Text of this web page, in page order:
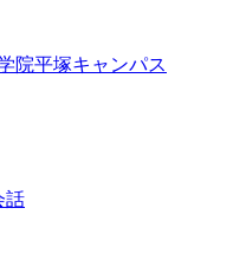
院平塚キャンパス
話